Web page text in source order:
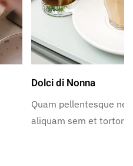
Dolci di Nonna
Quam pellentesque
aliquam sem et tortor.